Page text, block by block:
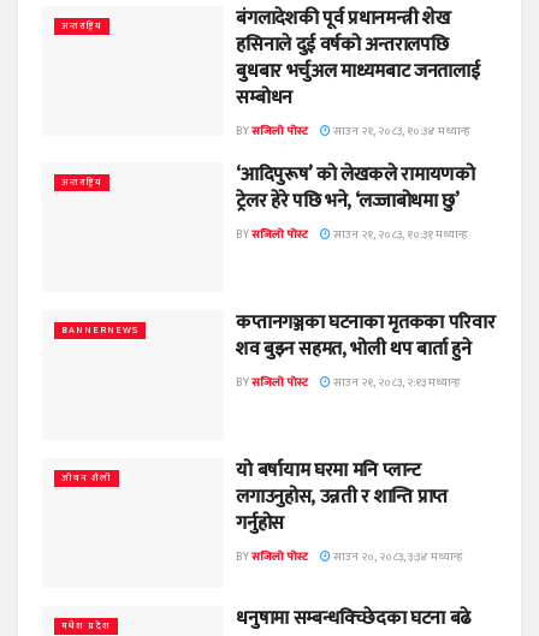
अन्तराष्ट्रिय
बंगलादेशकी पूर्व प्रधानमन्त्री शेख
हसिनाले दुई वर्षको अन्तरालपछि
बुधबार भर्चुअल माध्यमबाट जनतालाई
सम्बोधन
BYसजिलो पोस्ट साउन २१, २०८३, १०:३४ मध्यान्ह
अन्तराष्ट्रिय
‘आदिपुरूष’ को लेखकले रामायणको
ट्रेलर हेरे पछि भने, ‘लज्जाबोधमा छु’
BYसजिलो पोस्ट साउन २१, २०८३, १०:३१ मध्यान्ह
BANNERNEWS
कप्तानगञ्जका घटनाका मृतकका परिवार
शव बुझ्न सहमत, भोली थप बार्ता हुने
BYसजिलो पोस्ट साउन २१, २०८३, २:१३ मध्यान्ह
जीवन शैली
यो बर्षायाम घरमा मनि प्लान्ट
लगाउनुहोस, उन्नती र शान्ति प्राप्त
गर्नुहोस
BYसजिलो पोस्ट साउन २०, २०८३, ३:३४ मध्यान्ह
मधेश प्रदेश धनुषामा सम्बन्धविच्छेदका घटना बढे